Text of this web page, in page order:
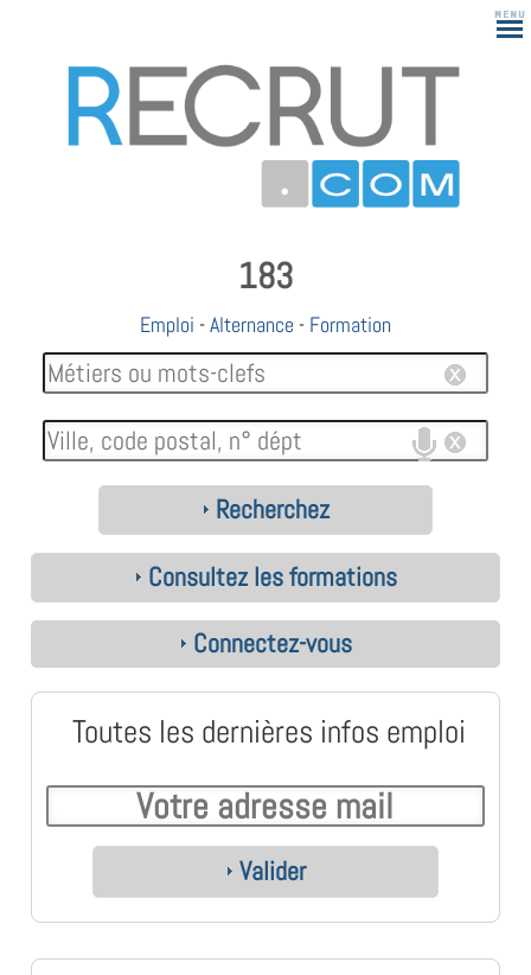
183
Emploi -Alternance - Formation
Recherchez
Consultez les formations
Connectez-vous
Toutes les dernières infos emploi
Valider